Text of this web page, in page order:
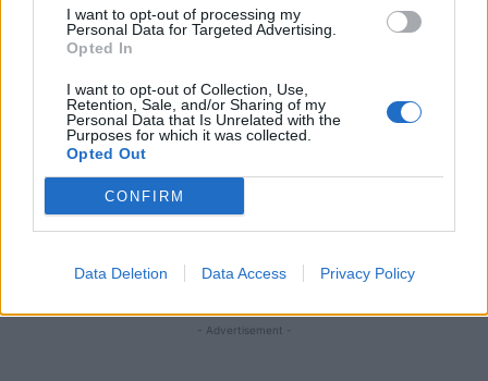
I want to opt-out of processing my
Personal Data for Targeted Advertising.
Opted In
I want to opt-out of Collection, Use,
Retention, Sale, and/or Sharing of my
Personal Data that Is Unrelated with the
Purposes for which it was collected.
Opted Out
CONFIRM
Data Deletion Data Access Privacy Policy
Save my name, email, and website in this browser for the
next time I comment.
Notify me of new posts by email.
- Advertisement -